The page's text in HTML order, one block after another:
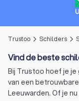
Trustoo arrow_forward_ios Schilders arrow_forward_ios
Vind de beste
Bij Trustoo hoef je
van een
Leeuwarden. Of je